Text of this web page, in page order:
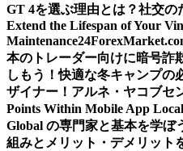
GT 4を選ぶ理由とは？社交の
Extend the Lifespan of Your
Maintenance
本のトレーダー向けに暗号詐
しもう！快適な冬キャンプの
ザイナー！アルネ・ヤコブセ
Points Within Mobile App
Global の専門家と基本を学ぼ
組みとメリット・デメリット